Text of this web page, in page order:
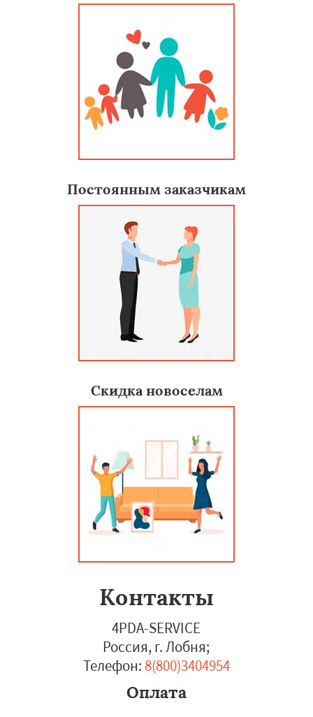
Постоянным заказчикам
Скидка новоселам
Контакты
4PDA-SERVICE
Россия, г. Лобня;
Телефон: 8(800)3404954
Оплата